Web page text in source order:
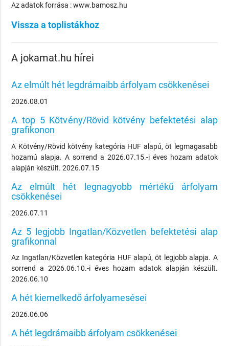
Az adatok forrása : www.bamosz.hu
Vissza a toplistákhoz
A jokamat.hu hírei
Az elmúlt hét legdrámaibb árfolyam csökkenései
2026.08.01
A top 5 Kötvény/Rövid kötvény befektetési alap
grafikonon
A Kötvény/Rövid kötvény kategória HUF alapú, öt legmagasabb
hozamú alapja. A sorrend a 2026.07.15.-i éves hozam adatok
alapján készült. 2026.07.15
Az elmúlt hét legnagyobb mértékű árfolyam
csökkenései
2026.07.11
Az 5 legjobb Ingatlan/Közvetlen befektetési alap
grafikonnal
Az Ingatlan/Közvetlen kategória HUF alapú, öt legjobb alapja. A
sorrend a 2026.06.10.-i éves hozam adatok alapján készült.
2026.06.10
A hét kiemelkedő árfolyamesései
2026.06.06
A hét legdrámaibb árfolyam csökkenései